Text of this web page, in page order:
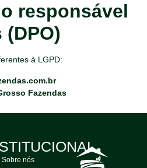
responsável
à LGPD:
Fazendas
Sobre nós